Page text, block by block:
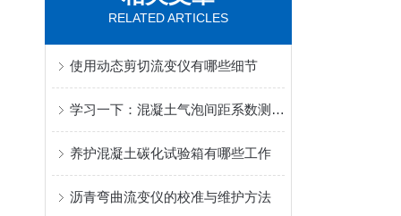
RELATED ARTICLES
使用动态剪切流变仪有哪些细节
学习一下：混凝土气泡间距系数测试仪的用途和特点
养护混凝土碳化试验箱有哪些工作
沥青弯曲流变仪的校准与维护方法